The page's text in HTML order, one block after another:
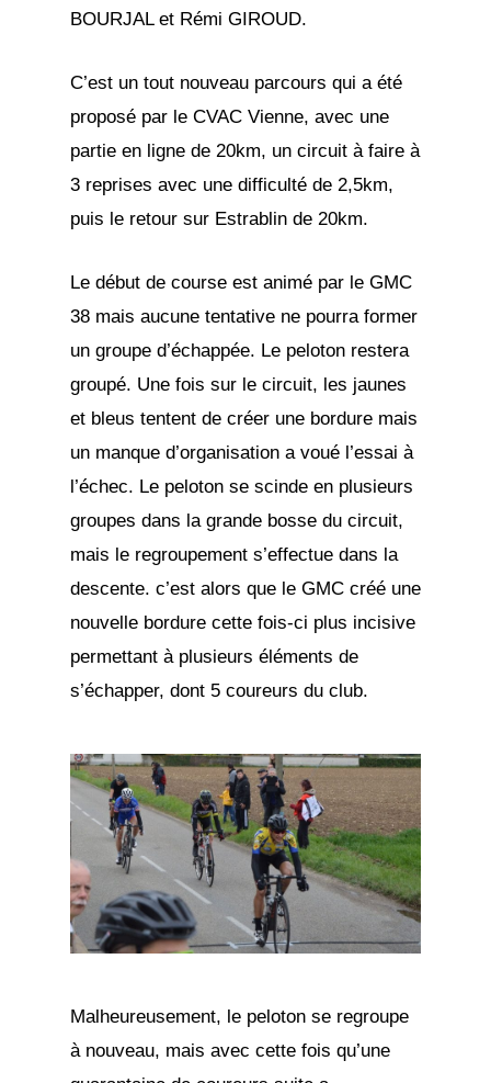
BOURJAL et Rémi GIROUD.
C’est un tout nouveau parcours qui a été
proposé par le CVAC Vienne, avec une
partie en ligne de 20km, un circuit à faire à
3 reprises avec une difficulté de 2,5km,
puis le retour sur Estrablin de 20km.
Le début de course est animé par le GMC
38 mais aucune tentative ne pourra former
un groupe d’échappée. Le peloton restera
groupé. Une fois sur le circuit, les jaunes
et bleus tentent de créer une bordure mais
un manque d’organisation a voué l’essai à
l’échec. Le peloton se scinde en plusieurs
groupes dans la grande bosse du circuit,
mais le regroupement s’effectue dans la
descente. c’est alors que le GMC créé une
nouvelle bordure cette fois-ci plus incisive
permettant à plusieurs éléments de
s’échapper, dont 5 coureurs du club.
Malheureusement, le peloton se regroupe
à nouveau, mais avec cette fois qu’une